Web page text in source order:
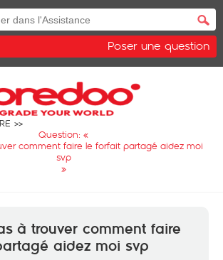
Poser une question
Question: «
comment faire le forfait partagé aidez moi
svp
»
à trouver comment faire
aidez moi svp